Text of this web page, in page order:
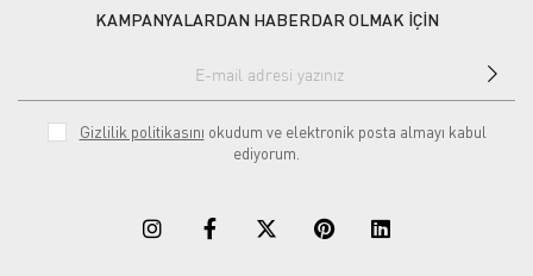
KAMPANYALARDAN HABERDAR OLMAK İÇİN
Gizlilik politikasını okudum ve elektronik posta almayı kabul
ediyorum.